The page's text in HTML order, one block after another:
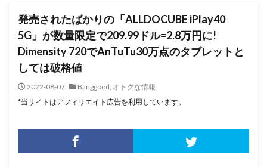
発売されたばかりの「ALLDOCUBE iPlay40
5G」が数量限定で209.99ドル=2.8万円に!
Dimensity 720でAnTuTu30万点のタブレットと
しては破格値
2022-08-07 Banggood, オトクな情報
*当サイトはアフィリエイト広告を利用しています。